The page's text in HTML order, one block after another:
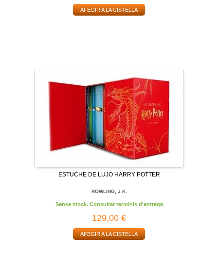
AFEGIR A LA CISTELLA
ESTUCHE DE LUJO HARRY POTTER
ROWLING, J.K.
Sense stock. Consultar terminis d'entrega
129,00 €
AFEGIR A LA CISTELLA